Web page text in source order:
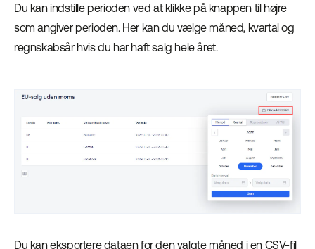
Du kan indstille perioden ved at klikke på knappen til højre
som angiver perioden. Her kan du vælge måned, kvartal og
regnskabsår hvis du har haft salg hele året.
Du kan eksportere dataen for den valgte måned i en CSV-fil